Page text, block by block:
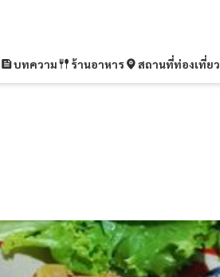
บทความ ร้านอาหาร สถานที่ท่องเที่ยว